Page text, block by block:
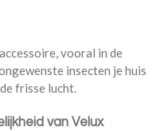
vooral in de
insecten je huis
frisse lucht.
van Velux